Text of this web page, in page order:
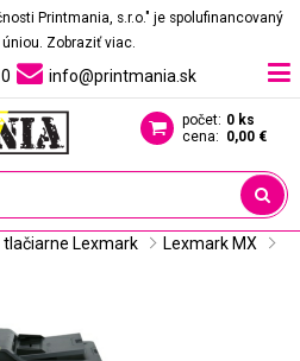
Printmania, s.r.o." je spolufinancovaný
úniou. Zobraziť viac.
info@printmania.sk
počet: 0 ks
cena: 0,00 €
tlačiarne Lexmark
Lexmark MX